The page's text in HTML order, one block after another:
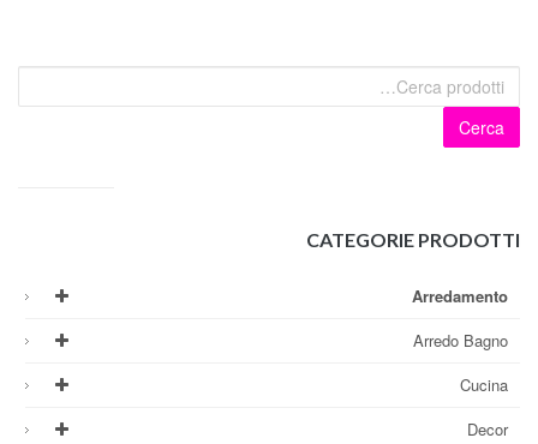
Cerca
CATEGORIE PRODOTTI
Arredamento
Arredo Bagno
Cucina
Decor